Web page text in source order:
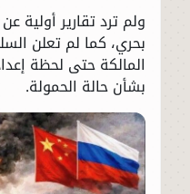
ولم ترد تقارير أولية
بحري، كما لم تعلن
المالكة حتى لحظة
بشأن حالة الحمولة.